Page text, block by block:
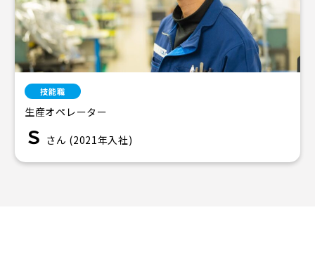
技能職
生産オペレーター
Ｓ さん (2021年入社)